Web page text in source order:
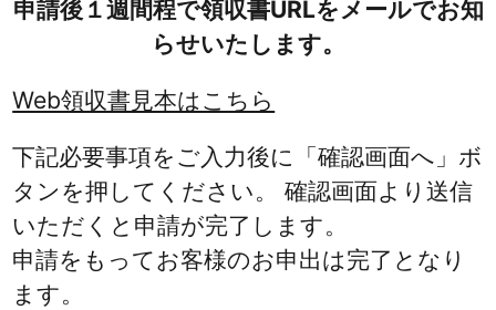
申請後１週間程で領収書URLをメールでお知
らせいたします。
Web領収書見本はこちら
下記必要事項をご入力後に「確認画面へ」ボ
タンを押してください。 確認画面より送信
いただくと申請が完了します。
申請をもってお客様のお申出は完了となり
ます。